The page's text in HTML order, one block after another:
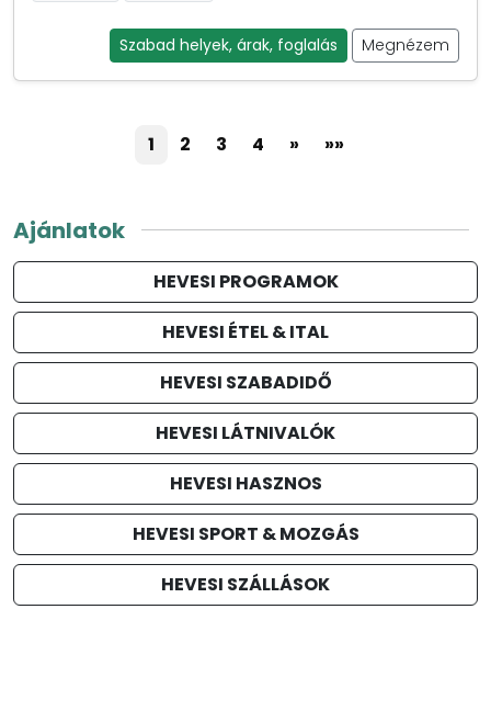
Szabad helyek, árak, foglalás Megnézem
1 2 3 4 » »»
Ajánlatok
HEVESI PROGRAMOK
HEVESI ÉTEL & ITAL
HEVESI SZABADIDŐ
HEVESI LÁTNIVALÓK
HEVESI HASZNOS
HEVESI SPORT & MOZGÁS
HEVESI SZÁLLÁSOK